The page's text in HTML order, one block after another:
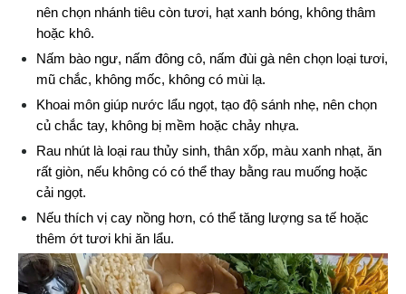
nên chọn nhánh tiêu còn tươi, hạt xanh bóng, không thâm
hoặc khô.
Nấm bào ngư, nấm đông cô, nấm đùi gà nên chọn loại tươi,
mũ chắc, không mốc, không có mùi lạ.
Khoai môn giúp nước lẩu ngọt, tạo độ sánh nhẹ, nên chọn
củ chắc tay, không bị mềm hoặc chảy nhựa.
Rau nhút là loại rau thủy sinh, thân xốp, màu xanh nhạt, ăn
rất giòn, nếu không có có thể thay bằng rau muống hoặc
cải ngọt.
Nếu thích vị cay nồng hơn, có thể tăng lượng sa tế hoặc
thêm ớt tươi khi ăn lẩu.